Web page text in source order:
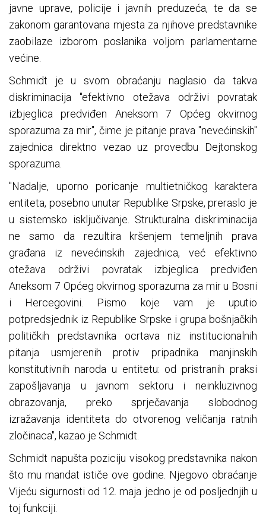
javne uprave, policije i javnih preduzeća, te da se
zakonom garantovana mjesta za njihove predstavnike
zaobilaze izborom poslanika voljom parlamentarne
većine.
Schmidt je u svom obraćanju naglasio da takva
diskriminacija "efektivno otežava održivi povratak
izbjeglica predviđen Aneksom 7 Općeg okvirnog
sporazuma za mir", čime je pitanje prava "nevećinskih"
zajednica direktno vezao uz provedbu Dejtonskog
sporazuma.
"Nadalje, uporno poricanje multietničkog karaktera
entiteta, posebno unutar Republike Srpske, preraslo je
u sistemsko isključivanje. Strukturalna diskriminacija
ne samo da rezultira kršenjem temeljnih prava
građana iz nevećinskih zajednica, već efektivno
otežava održivi povratak izbjeglica predviđen
Aneksom 7 Općeg okvirnog sporazuma za mir u Bosni
i Hercegovini. Pismo koje vam je uputio
potpredsjednik iz Republike Srpske i grupa bošnjačkih
političkih predstavnika ocrtava niz institucionalnih
pitanja usmjerenih protiv pripadnika manjinskih
konstitutivnih naroda u entitetu: od pristranih praksi
zapošljavanja u javnom sektoru i neinkluzivnog
obrazovanja, preko sprječavanja slobodnog
izražavanja identiteta do otvorenog veličanja ratnih
zločinaca", kazao je Schmidt.
Schmidt napušta poziciju visokog predstavnika nakon
što mu mandat ističe ove godine. Njegovo obraćanje
Vijeću sigurnosti od 12. maja jedno je od posljednjih u
toj funkciji.